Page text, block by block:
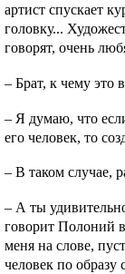
артист спускает
головку...
говорят, очень
– Брат, к чему это
– Я думаю, что
его человек, то
– В таком случае,
– А ты
говорит Полоний
меня на слове,
человек по